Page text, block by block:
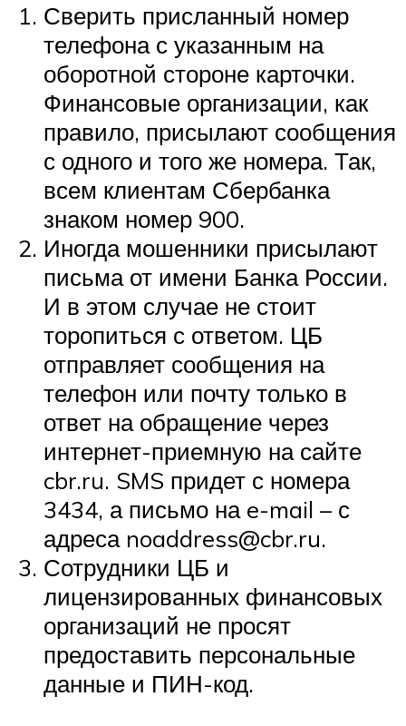
Сверить присланный номер
телефона с указанным на
оборотной стороне карточки.
Финансовые организации, как
правило, присылают сообщения
с одного и того же номера. Так,
всем клиентам Сбербанка
знаком номер 900.
Иногда мошенники присылают
письма от имени Банка России.
И в этом случае не стоит
торопиться с ответом. ЦБ
отправляет сообщения на
телефон или почту только в
ответ на обращение через
интернет-приемную на сайте
cbr.ru. SMS придет с номера
3434, а письмо на e-mail – с
адреса noaddress@cbr.ru.
Сотрудники ЦБ и
лицензированных финансовых
организаций не просят
предоставить персональные
данные и ПИН-код.